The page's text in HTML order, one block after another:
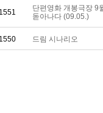
1551
단편영화 개봉극장 9
돋아나다 (09.05.)
1550 드림 시나리오